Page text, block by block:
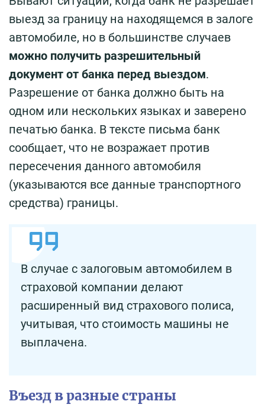
выезд за границу на находящемся в залоге
автомобиле, но в большинстве случаев
можно получить разрешительный
документ от банка перед выездом.
Разрешение от банка должно быть на
одном или нескольких языках и заверено
печатью банка. В тексте письма банк
сообщает, что не возражает против
пересечения данного автомобиля
(указываются все данные транспортного
средства) границы.
В случае с залоговым автомобилем в
страховой компании делают
расширенный вид страхового полиса,
учитывая, что стоимость машины не
выплачена.
Въезд в разные страны